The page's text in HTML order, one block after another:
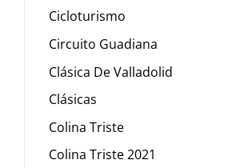
Cicloturismo
Circuito Guadiana
Clásica De Valladolid
Clásicas
Colina Triste
Colina Triste 2021